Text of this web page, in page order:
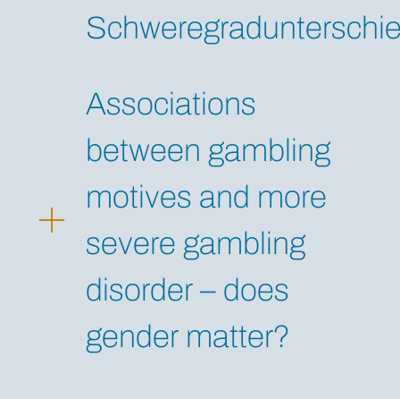
Associations
between gambling
motives and more
severe gambling
disorder – does
gender matter?